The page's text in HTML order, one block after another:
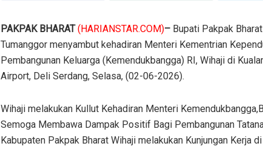
PAKPAK BHARAT (HARIANSTAR.COM)– Bupati Pakpak
Tumanggor menyambut kehadiran Menteri Kementrian
Pembangunan Keluarga (Kemendukbangga) RI, Wihaji di
Airport, Deli Serdang, Selasa, (02-06-2026).
Wihaji melakukan Kullut Kehadiran Menteri
Semoga Membawa Dampak Positif Bagi Pembangunan
Kabupaten Pakpak Bharat Wihaji melakukan Kunjungan Kerja